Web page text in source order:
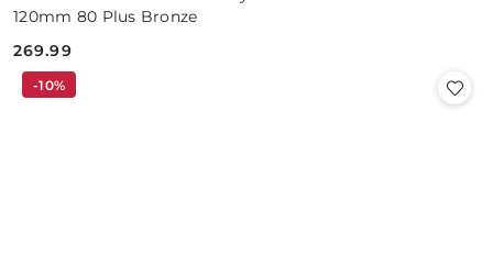
120mm 80 Plus Bronze
Cena:
269.99
-10%